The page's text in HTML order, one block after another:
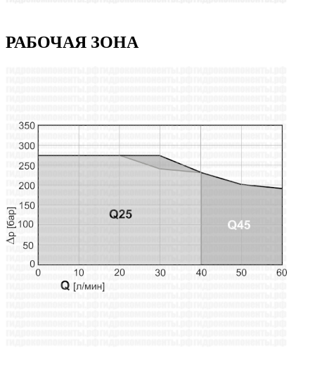
РАБОЧАЯ ЗОНА